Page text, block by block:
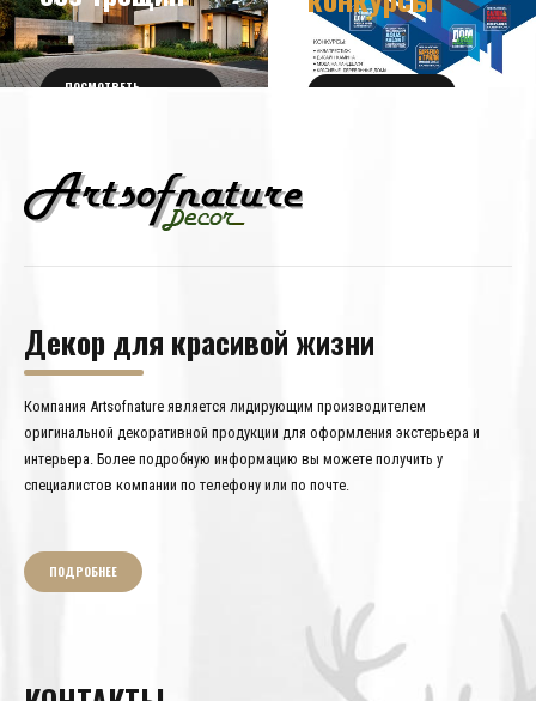
ПОСМОТРЕТЬ ПОЛУЧИТЬ БИЛЕТ
Декор для красивой жизни
Компания Artsofnature является лидирующим производителем
оригинальной декоративной продукции для оформления экстерьера и
интерьера. Более подробную информацию вы можете получить у
специалистов компании по телефону или по почте.
ПОДРОБНЕЕ